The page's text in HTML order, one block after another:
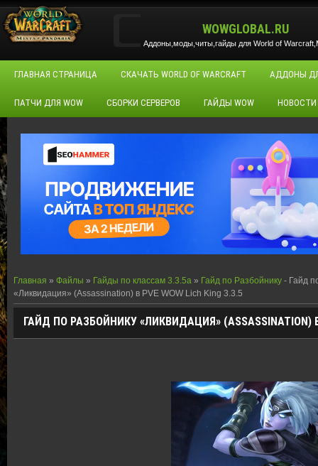
WOWGLOBAL.RU
Аддоны,моды,читы,гайды для World of
ГЛАВНАЯ СТРАНИЦА СКАЧАТЬ WORLD OF WARCRAFT АДДОНЫ
ПАТЧИ ДЛЯ WOW СБОРКИ СЕРВЕРОВ ГАЙДЫ WOW НОВОСТИ
Главная » Файлы » Гайды по классам 3.3.5a » Гайд по Разбойнику - Гайд
«Ликвидация» (Assassination) в PVE WOW Lich King 3.3.5
ГАЙД ПО РАЗБОЙНИКУ «ЛИКВИДАЦИЯ» (ASSASSINATION) В